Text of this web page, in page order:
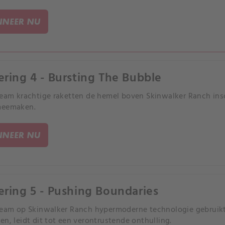
NU
4 - Bursting The Bubble
krachtige raketten de hemel boven Skinwalker Ranch
NU
5 - Pushing Boundaries
op Skinwalker Ranch hypermoderne technologie
leidt dit tot een verontrustende onthulling.